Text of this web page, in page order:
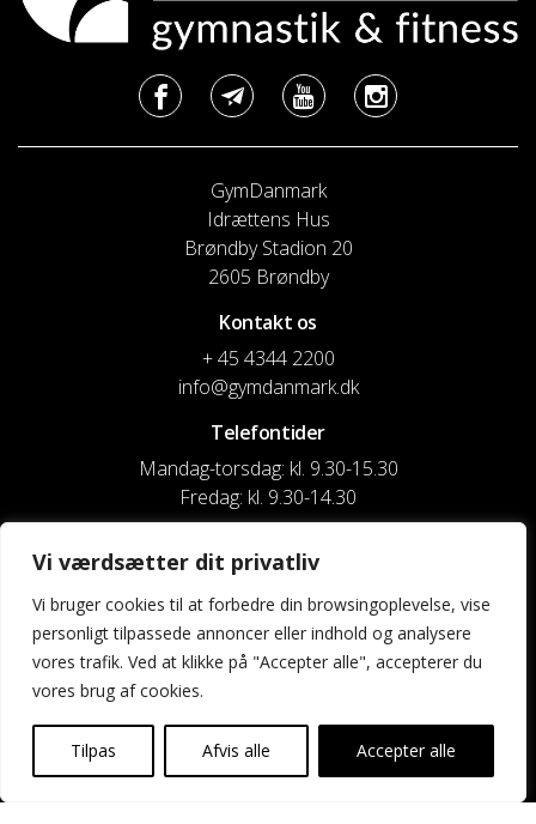
Vi værdsætter dit privatliv
Vi bruger cookies til at forbedre din browsingoplevelse, vise
personligt tilpassede annoncer eller indhold og analysere
vores trafik. Ved at klikke på "Accepter alle", accepterer du
vores brug af cookies.
Tilpas Afvis alle Accepter alle
GymDanmark
Idrættens Hus
Brøndby Stadion 20
2605 Brøndby
Kontakt os
+ 45 4344 2200
info@gymdanmark.dk
Telefontider
Mandag-torsdag: kl. 9.30-15.30
Fredag: kl. 9.30-14.30
CVR nr. 20916818
Reg. & Kontonr.: 4180 3119119022
Privatlivspolitik og cookies
Kontakt os
Kalender